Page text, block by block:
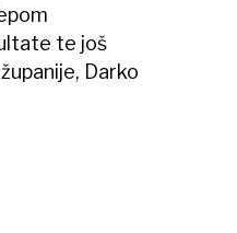
te još
Darko